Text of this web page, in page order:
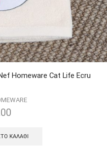
Homeware Cat Life Ecru
ΚΑΛΆΘΙ